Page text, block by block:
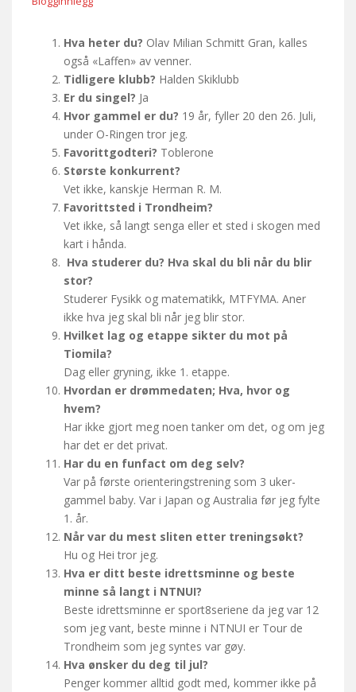
Hva heter du? Olav Milian Schmitt Gran, kalles
også «Laffen» av venner.
Tidligere klubb? Halden Skiklubb
Er du singel? Ja
Hvor gammel er du? 19 år, fyller 20 den 26. Juli,
under O-Ringen tror jeg.
Favorittgodteri? Toblerone
Største konkurrent?
Vet ikke, kanskje Herman R. M.
Favorittsted i Trondheim?
Vet ikke, så langt senga eller et sted i skogen med
kart i hånda.
Hva studerer du? Hva skal du bli når du blir
stor?
Studerer Fysikk og matematikk, MTFYMA. Aner
ikke hva jeg skal bli når jeg blir stor.
Hvilket lag og etappe sikter du mot på
Tiomila?
Dag eller gryning, ikke 1. etappe.
Hvordan er drømmedaten; Hva, hvor og
hvem?
Har ikke gjort meg noen tanker om det, og om jeg
har det er det privat.
Har du en funfact om deg selv?
Var på første orienteringstrening som 3 uker-
gammel baby. Var i Japan og Australia før jeg fylte
1. år.
Når var du mest sliten etter treningsøkt?
Hu og Hei tror jeg.
Hva er ditt beste idrettsminne og beste
minne så langt i NTNUI?
Beste idrettsminne er sport8seriene da jeg var 12
som jeg vant, beste minne i NTNUI er Tour de
Trondheim som jeg syntes var gøy.
Hva ønsker du deg til jul?
Penger kommer alltid godt med, kommer ikke på